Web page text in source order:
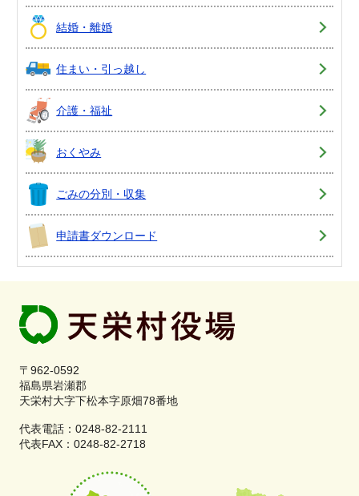
結婚・離婚
住まい・引っ越し
介護・福祉
おくやみ
ごみの分別・収集
申請書ダウンロード
〒962-0592
福島県岩瀬郡
天栄村大字下松本字原畑78番地
代表電話：0248-82-2111
代表FAX：0248-82-2718